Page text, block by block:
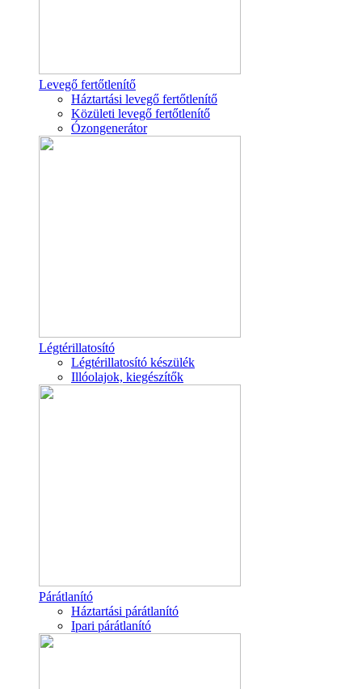
Levegő fertőtlenítő
Háztartási levegő fertőtlenítő
Közületi levegő fertőtlenítő
Ózongenerátor
Légtérillatosító
Légtérillatosító készülék
Illóolajok, kiegészítők
Párátlanító
Háztartási párátlanító
Ipari párátlanító